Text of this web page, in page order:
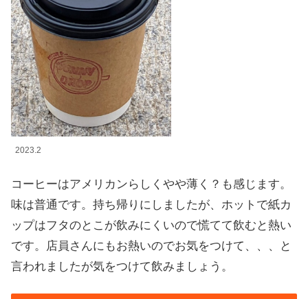
2023.2
コーヒーはアメリカンらしくやや薄く？も感じます。
味は普通です。持ち帰りにしましたが、ホットで紙カ
ップはフタのとこが飲みにくいので慌てて飲むと熱い
です。店員さんにもお熱いのでお気をつけて、、、と
言われましたが気をつけて飲みましょう。